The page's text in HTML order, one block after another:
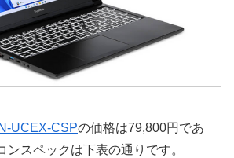
UCEX-CSPの価格は79,800円であ
ンスペックは下表の通りです。